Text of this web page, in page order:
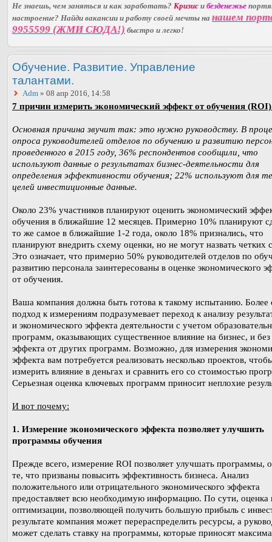
Не знаешь, чем заняться и как заработать? Кризис и безденежье
настроение? Найди вакансии и работу своей мечты на нашем
9955599 (ЖМИ СЮДА!) быстро и легко!
Обучение. Развитие. Управление
талантами.
Adm » 08 апр 2016, 14:58
7 причин измерить экономический эффект от обучения
Основная причина звучит так: это нужно руководству. В
опроса руководителей отделов по обучению и развитию
проведенного в 2015 году, 36% респондентов сообщили, что
используют данные о результатах бизнес-деятельности для
определения эффективности обучения; 22% используют для
целей инвестиционные данные.
Около 23% участников планируют оценить экономический
обучения в ближайшие 12 месяцев. Примерно 10% планируют
то же самое в ближайшие 1-2 года, около 18% признались, что
планируют внедрить схему оценки, но не могут назвать четких
Это означает, что примерно 50% руководителей отделов по
развитию персонала заинтересованы в оценке экономического
от обучения.
Ваша компания должна быть готова к такому испытанию.
подход к измерениям подразумевает переход к анализу
и экономического эффекта деятельности с учетом
программ, оказывающих существенное влияние на бизнес, и без
эффекта от других программ. Возможно, для измерения
эффекта вам потребуется реализовать несколько проектов,
измерить влияние в деньгах и сравнить его со стоимостью
Серьезная оценка ключевых программ приносит неплохие
И вот почему:
1. Измерение экономического эффекта позволяет улучшить
программы обучения
Прежде всего, измерение ROI позволяет улучшать программы,
те, что призваны повысить эффективность бизнеса. Анализ
положительного или отрицательного экономического эффекта
предоставляет всю необходимую информацию. По сути, оценка
оптимизации, позволяющей получить большую прибыль с
результате компания может перераспределить ресурсы, а
может сделать ставку на программы, которые приносят